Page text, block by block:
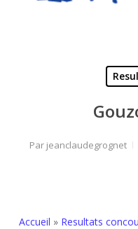
Par jeanclaudegrognet
Accueil » Resultats